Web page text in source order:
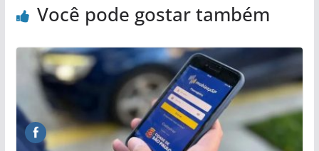
Você pode gostar também